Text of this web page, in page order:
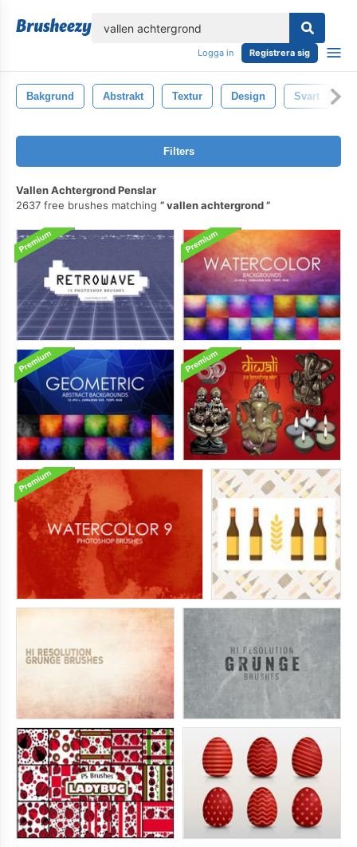
Logga in Registrera sig
Bakgrund Abstrakt Textur Design Svart
Filters
Vallen Achtergrond Penslar
2637 free brushes matching
vallen achtergrond